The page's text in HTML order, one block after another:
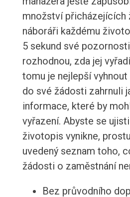
množství přicházejících
náboráři každému
5 sekund své
rozhodnou, zda jej
tomu je nejlepší
do své žádosti zahrnuli
informace, které by
vyřazení. Abyste se
životopis vynikne,
uvedený seznam toho,
žádosti o zaměstnání
Bez průvodního